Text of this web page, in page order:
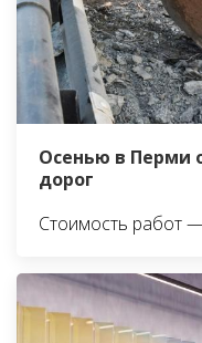
Осенью в Перми
дорог
Стоимость работ